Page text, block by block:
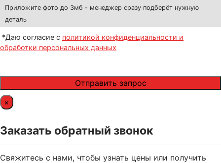
Приложите фото до 3мб - менеджер сразу подберёт нужную
деталь
*Даю согласие с политикой конфиденциальности и
обработки персональных данных
×
Заказать обратный звонок
Свяжитесь с нами, чтобы узнать цены или получить